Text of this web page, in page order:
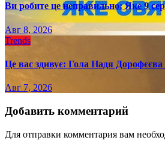
Ви робите це неправильно: Яке 9
Авг 8, 2026
Trends
Це вас здивує: Гола Надя
Авг 7, 2026
Добавить комментарий
Для отправки комментария вам